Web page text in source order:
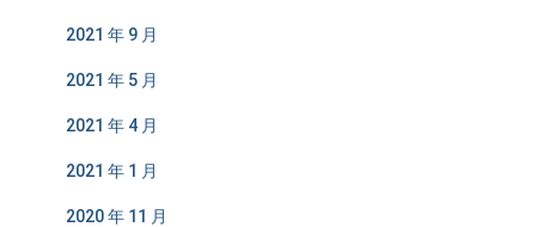
2021 年 9 月
2021 年 5 月
2021 年 4 月
2021 年 1 月
2020 年 11 月